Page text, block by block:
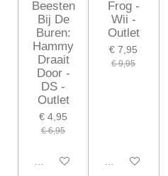
Beesten
Bij De
Buren:
Hammy
Draait
Door -
DS -
Outlet
€ 4,95
€ 6,95
In winkelwagen
Frog -
Wii -
Outlet
€ 7,95
€ 9,95
In winkelwagen